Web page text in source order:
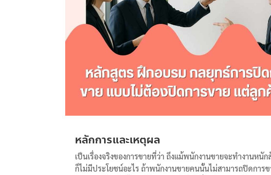
หลักการและเหตุผล
เป็นเรื่องจริงของการขายที่ว่า ถึงแม้พนักงานขายจะทำงานหนัก
ก็ไม่มีประโยชน์อะไร ถ้าพนักงานขายคนนั้นไม่สามารถปิดการ